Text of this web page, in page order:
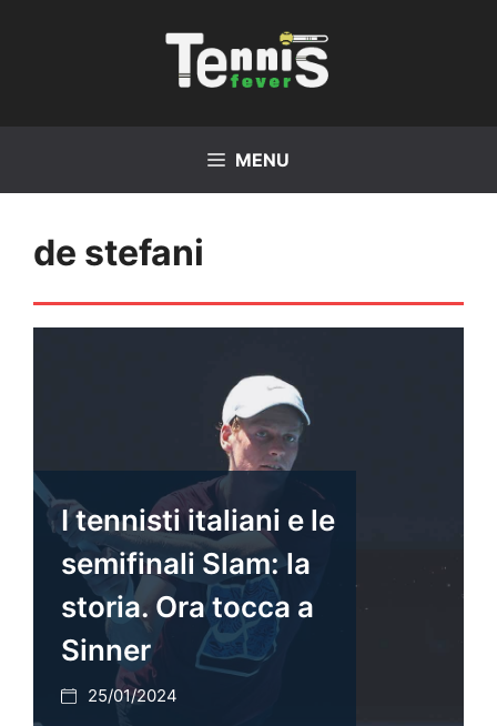
MENU
de stefani
I tennisti italiani e le
semifinali Slam: la
storia. Ora tocca a
Sinner
25/01/2024